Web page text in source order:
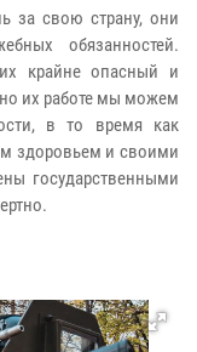
за свою страну, они
обязанностей.
крайне опасный и
их работе мы можем
в то время как
здоровьем и своими
государственными